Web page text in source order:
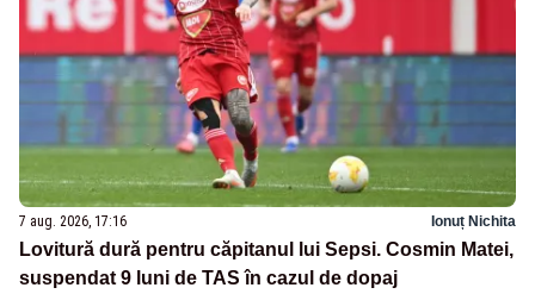
7 aug. 2026, 17:16 Ionuț Nichita
Lovitură dură pentru căpitanul lui Sepsi. Cosmin Matei,
suspendat 9 luni de TAS în cazul de dopaj